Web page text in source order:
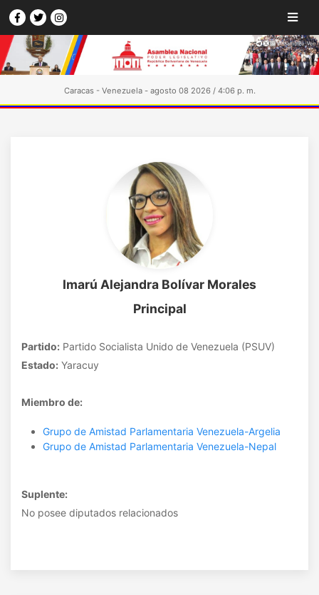
Caracas - Venezuela - agosto 08 2026 / 4:06 p. m.
Imarú Alejandra Bolívar Morales
Principal
Partido: Partido Socialista Unido de Venezuela (PSUV)
Estado: Yaracuy
Miembro de:
Grupo de Amistad Parlamentaria Venezuela-Argelia
Grupo de Amistad Parlamentaria Venezuela-Nepal
Suplente:
No posee diputados relacionados